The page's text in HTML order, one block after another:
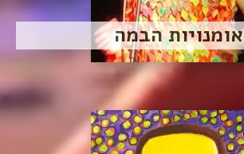
אומנויות הבמה